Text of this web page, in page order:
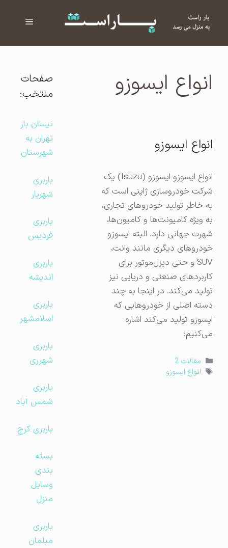
فهرست
انواع ایسوزو
انواع ایسوزو
انواع ایسوزو ایسوزو (Isuzu) یک
شرکت خودروسازی ژاپنی است که
به خاطر تولید خودروهای تجاری،
به ویژه کامیونت‌ها و کامیون‌ها،
شهرت جهانی دارد. البته ایسوزو
خودروهای دیگری مانند وانت،
SUV و حتی دیزل‌موتور برای
کاربردهای صنعتی و دریایی نیز
تولید می‌کند. در اینجا به چند
دسته اصلی از خودروهایی که
ایسوزو تولید می‌کند اشاره
می‌کنیم:
دسته‌ها
مقالات 2
برچسب‌ها
انواع ایسوزو
صفحات
منتخب:
نیسان بار
تهران به
شهرستان
باربری
شهریار
باربری
فردیس
باربری
اندیشه
باربری
اسلامشهر
باربری
شهرری
باربری
شمس آباد
باربری کرج
بسته
بندی
وسایل
منزل
باربری
مبلمان